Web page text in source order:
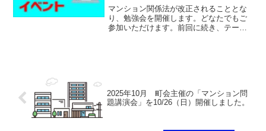
マンション関係法が改正されることとな
り、勉強会を開催します。どなたでもご
参加いただけます。前回に続き、テーマ
2025年10月 町会主催の「マンション問
題講演会」を10/26（日）開催しました。